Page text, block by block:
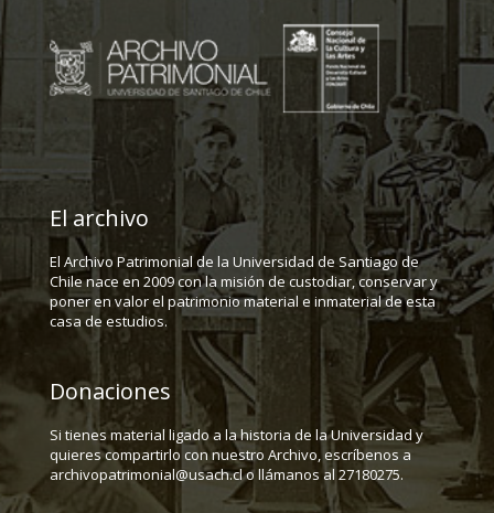
El archivo
El Archivo Patrimonial de la Universidad de Santiago de
Chile nace en 2009 con la misión de custodiar, conservar y
poner en valor el patrimonio material e inmaterial de esta
casa de estudios.
Donaciones
Si tienes material ligado a la historia de la Universidad y
quieres compartirlo con nuestro Archivo, escríbenos a
archivopatrimonial@usach.cl o llámanos al 27180275.